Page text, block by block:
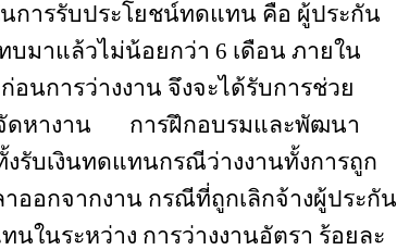
นการรับประโยชน์ทดแทน คือ ผู้ประกัน
บมาแล้วไม่น้อยกว่า 6 เดือน ภายใน
ก่อนการว่างงาน จึงจะได้รับการช่วย
ดหางาน การฝึกอบรมและพัฒนา
รับเงินทดแทนกรณีว่างงานทั้งการถูก
ออกจากงาน กรณีที่ถูกเลิกจ้างผู้ประกัน
นในระหว่าง การว่างงานอัตรา ร้อยละ